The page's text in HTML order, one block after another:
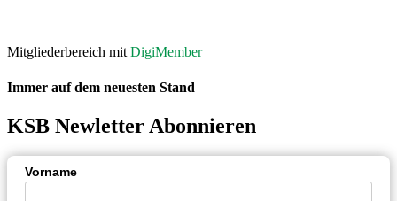
Mitgliederbereich mit DigiMember
Immer auf dem neuesten Stand
KSB Newletter Abonnieren
Vorname